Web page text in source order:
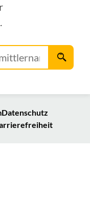
Datenschutz